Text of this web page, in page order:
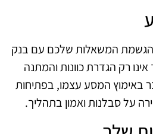
המשאלות שלכם עם בנק
רק הגדרת כוונות והמתנה
באימוץ המסע עצמו, בפתיחות
על סבלנות ואמון בתהליך.